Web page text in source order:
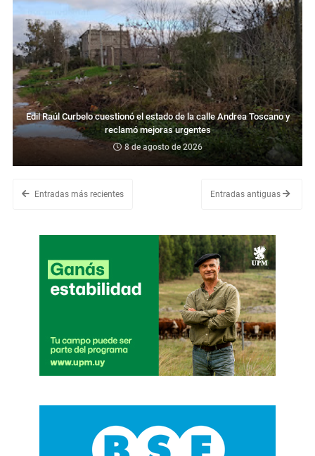
Edil Raúl Curbelo cuestionó el estado de la calle Andrea Toscano y
reclamó mejoras urgentes
8 de agosto de 2026
Entradas más recientes Entradas antiguas